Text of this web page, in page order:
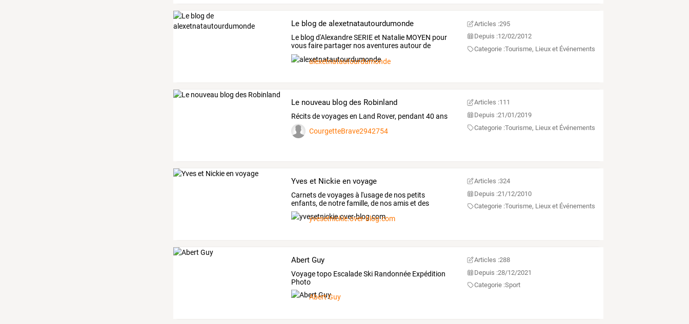
Le blog de alexetnatautourdumonde
Le blog d'AlexandreSERIEet Natalie MOYEN pour
vousfaire partager nosaventuresautourde
notre
alexetnatautourdumonde
Articles :295
Depuis :12/02/2012
Categorie :Tourisme, Lieux et Événements
Le nouveau blog des Robinland
Récits de voyages en Land Rover, pendant 40 ans
CourgetteBrave2942754
Articles :111
Depuis :21/01/2019
Categorie :Tourisme, Lieux et Événements
Yves et Nickie en voyage
Carnetsdevoyagesà l'usagede nos petits
enfants, de notrefamille, de nosamiset des
autres
yvesetnickie.over-blog.com
Articles :324
Depuis :21/12/2010
Categorie :Tourisme, Lieux et Événements
Abert Guy
Voyage topo Escalade Ski Randonnée Expédition
Photo
Abert Guy
Articles :288
Depuis :28/12/2021
Categorie :Sport